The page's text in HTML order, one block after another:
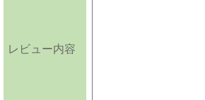
レビュー内容